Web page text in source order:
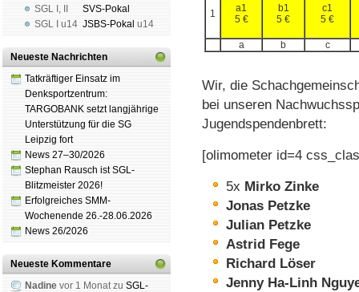
SGL I ,
SGL I
u14
SVS-Pokal
JSBS-Pokal u14
Neueste Nachrichten
Tatkräftiger Einsatz im
Denksportzentrum:
TARGOBANK setzt langjährige
Unterstützung für die SG
Leipzig fort
News 27–30/2026
Stephan Rausch ist SGL-
Blitzmeister 2026!
Erfolgreiches SMM-
Wochenende 26.-28.06.2026
News 26/2026
Neueste Kommentare
Nadine vor 1 Monat zu SGL-
1
a1
5 €
b1
5 €
c1
5 €
a b c
Wir, die
bei unseren
Jugend­spenden­brett:
[olimometer id=4
5x Mirko Zinke
Jonas Petzke
Julian Petzke
Astrid Fege
Richard Löser
Jenny Ha-Linh